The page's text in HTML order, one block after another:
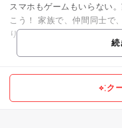
スマホもゲームもいらない
こう！ 家族で、仲間同士で
りの魚、キラキラの宝石、
続
ク